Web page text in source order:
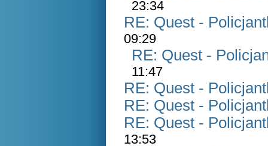
23:34
RE: Quest -
09:29
RE: Quest -
11:47
RE: Quest -
RE: Quest -
RE: Quest -
13:53